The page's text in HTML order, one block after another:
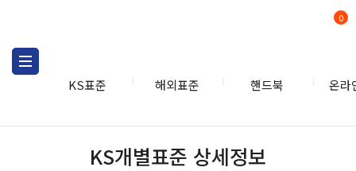
KS표준 해외표준 핸드북 온라
0
KS개별표준 상세정보